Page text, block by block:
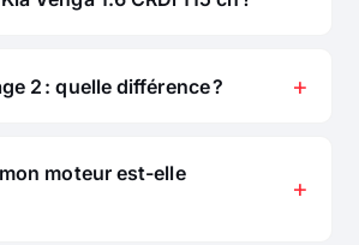
2 : quelle différence ?
moteur est-elle